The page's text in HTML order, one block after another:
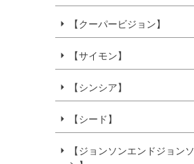
【クーパービジョン】
【サイモン】
【シンシア】
【シード】
【ジョンソンエンドジョンソ